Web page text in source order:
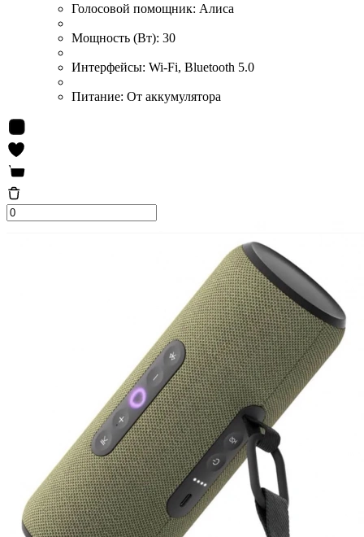
Голосовой помощник: Алиса
Мощность (Вт): 30
Интерфейсы: Wi-Fi, Bluetooth 5.0
Питание: От аккумулятора